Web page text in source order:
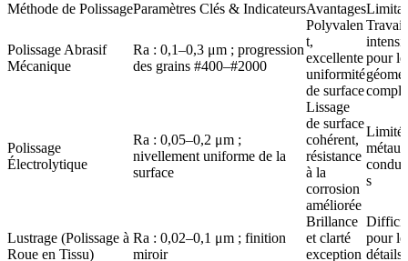
Méthode de PolissageParamètres Clés & IndicateursAvantages
Polissage Abrasif
Mécanique
Ra : 0,1–0,3 μm ; progression
des grains #400–#2000
Polyvalen
t,
excellente
uniformité
de surface
Travail
intensif
pour
Polissage
Électrolytique
Ra : 0,05–0,2 μm ;
nivellement uniforme de la
surface
Lissage
de surface
cohérent,
résistance
à la
corrosion
améliorée
Limité
métaux
s
Lustrage (Polissage à
Roue en Tissu)
Ra : 0,02–0,1 μm ; finition
miroir
Brillance
et clarté
exception
pour
détails